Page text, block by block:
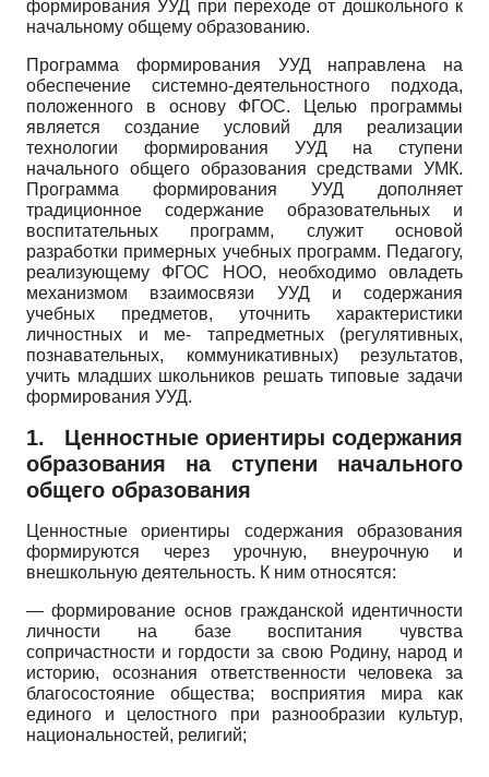
формирования УУД при переходе от дошкольного к
начальному общему образованию.
Программа формирования УУД направлена на
обеспечение системно-деятельностного подхода,
положенного в основу ФГОС. Целью программы
является создание условий для реализации
технологии формирования УУД на ступени
начального общего образования средствами УМК.
Программа формирования УУД дополняет
традиционное содержание образовательных и
воспитательных программ, служит основой
разработки примерных учебных программ. Педагогу,
реализующему ФГОС НОО, необходимо овладеть
механизмом взаимосвязи УУД и содержания
учебных предметов, уточнить характеристики
личностных и ме- тапредметных (регулятивных,
познавательных, коммуникативных) результатов,
учить младших школьников решать типовые задачи
формирования УУД.
1. Ценностные ориентиры содержания
образования на ступени начального
общего образования
Ценностные ориентиры содержания образования
формируются через урочную, внеурочную и
внешкольную деятельность. К ним относятся:
— формирование основ гражданской идентичности
личности на базе воспитания чувства
сопричастности и гордости за свою Родину, народ и
историю, осознания ответственности человека за
благосостояние общества; восприятия мира как
единого и целостного при разнообразии культур,
национальностей, религий;